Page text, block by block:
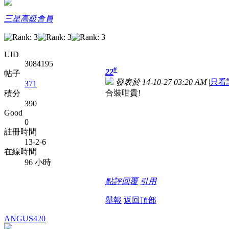
三星高級會員
UID
3084195
帖子
371
積分
390
Good
0
註冊時間
13-2-6
在線時間
96 小時
22#
發表於 14-10-27 03:20 AM |只看
合裝咁貴!
點評回覆 引用
舉報 返回頂部
ANGUS420